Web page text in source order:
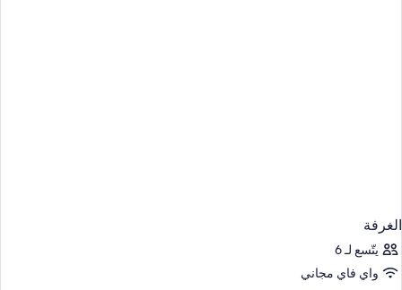
الغرفة
يتّسع لـ 6
واي فاي مجاني